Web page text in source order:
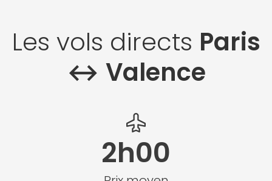
Les vols directs Paris
↔︎ Valence
2h00